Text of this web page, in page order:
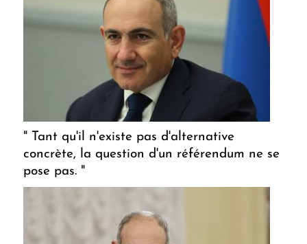
" Tant qu'il n'existe pas d'alternative
concrète, la question d'un référendum ne se
pose pas. "